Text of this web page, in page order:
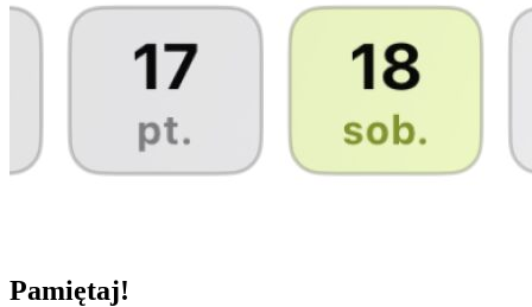
Pamiętaj!